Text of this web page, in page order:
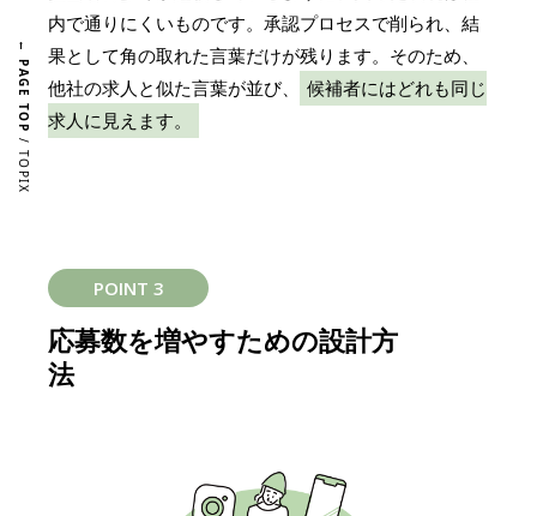
内で通りにくいものです。承認プロセスで削られ、結
果として角の取れた言葉だけが残ります。そのため、
他社の求人と似た言葉が並び、
候補者にはどれも同じ
求人に見えます。
POINT 3
応募数を増やすための設計方
法
← PAGE TOP
/ TOPIX